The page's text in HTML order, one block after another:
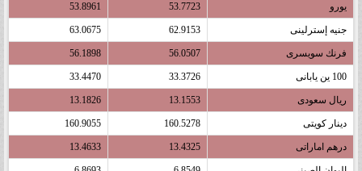
يورو 53.7723
53.8961
جنيه إسترلينى 62.9153
63.0675
فرنك سويسرى 56.0507
56.1898
100 ين يابانى 33.3726
33.4470
ريال سعودى 13.1553
13.1826
دينار كويتى 160.5278
160.9055
درهم اماراتى 13.4325
13.4633